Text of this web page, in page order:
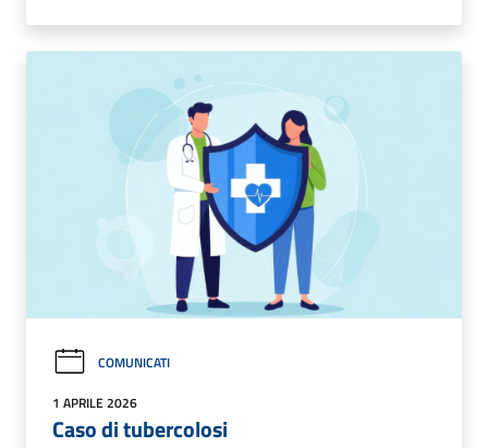
COMUNICATI
1 APRILE 2026
Caso di tubercolosi